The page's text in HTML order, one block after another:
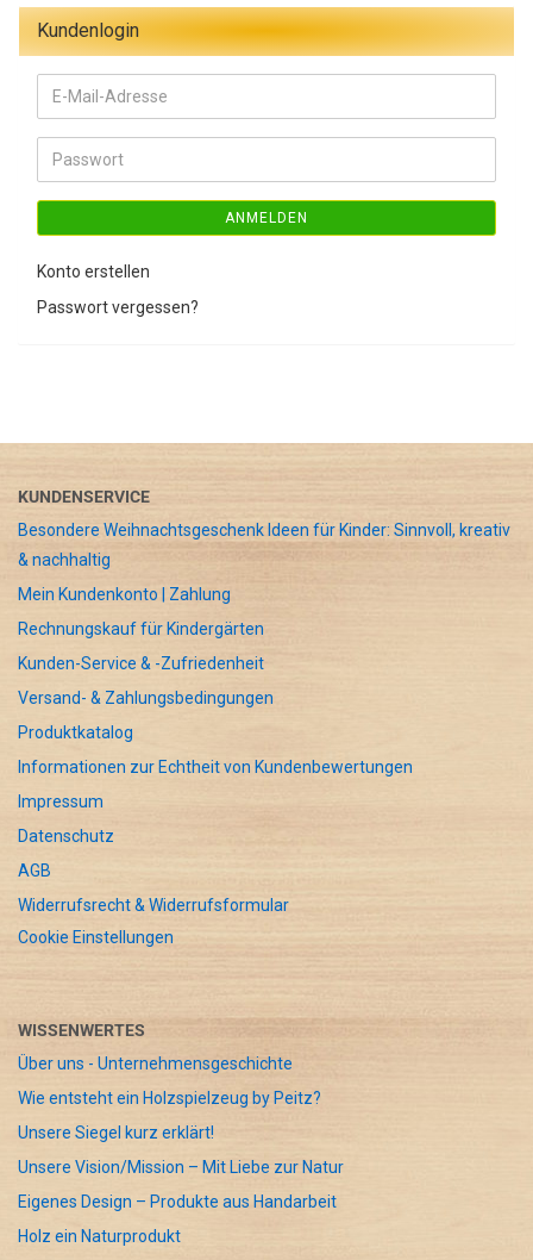
Kundenlogin
E-
Mail-
Adresse
Passwort
ANMELDEN
Konto erstellen
Passwort vergessen?
KUNDENSERVICE
Besondere Weihnachtsgeschenk Ideen für Kinder: Sinnvoll, kreativ
& nachhaltig
Mein Kundenkonto | Zahlung
Rechnungskauf für Kindergärten
Kunden-Service & -Zufriedenheit
Versand- & Zahlungsbedingungen
Produktkatalog
Informationen zur Echtheit von Kundenbewertungen
Impressum
Datenschutz
AGB
Widerrufsrecht & Widerrufsformular
Cookie Einstellungen
WISSENWERTES
Über uns - Unternehmensgeschichte
Wie entsteht ein Holzspielzeug by Peitz?
Unsere Siegel kurz erklärt!
Unsere Vision/Mission – Mit Liebe zur Natur
Eigenes Design – Produkte aus Handarbeit
Holz ein Naturprodukt